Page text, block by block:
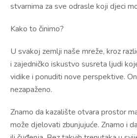
stvarnima za sve odrasle koji djeci
Kako to činimo?
U svakoj zemlji naše mreže, kroz
i zajedničko iskustvo susreta ljudi
vidike i ponuditi nove perspektive.
nezapaženo.
Znamo da kazalište otvara prostor
može djelovati zbunjujuće. Znamo i